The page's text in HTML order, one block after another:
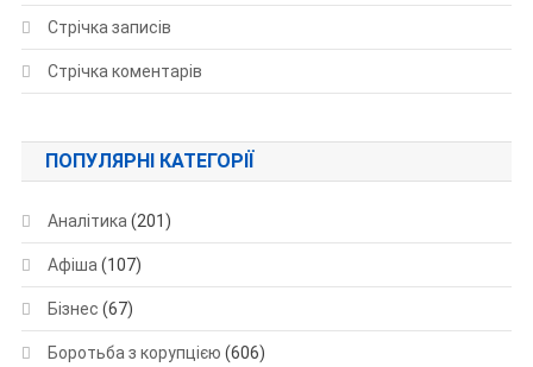
Стрічка записів
Стрічка коментарів
ПОПУЛЯРНІ КАТЕГОРІЇ
Аналітика (201)
Афіша (107)
Бізнес (67)
Боротьба з корупцією (606)